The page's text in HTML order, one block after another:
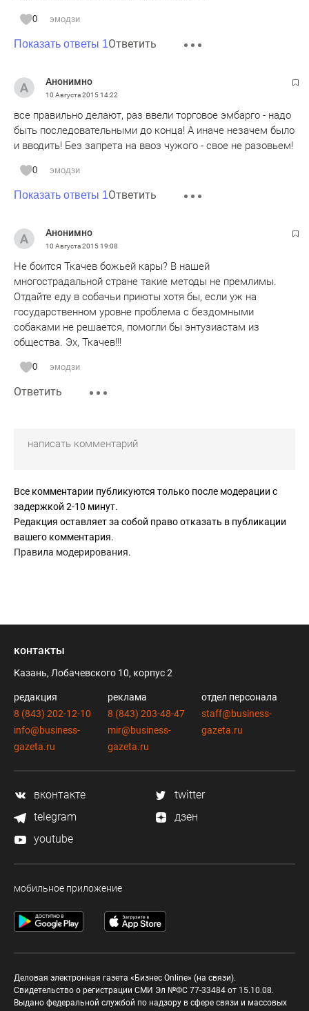
0 эмодзи
Показать ответы 1Ответить
Анонимно
10 Августа 201514:22
все правильно делают, раз ввели торговое эмбарго - надо
быть последовательными до конца! А иначе незачем было
и вводить! Без запрета на ввоз чужого - свое не разовьем!
0 эмодзи
Показать ответы 1Ответить
Анонимно
10 Августа 201519:08
Не боится Ткачев божьей кары? В нашей
многострадальной стране такие методы не премлимы.
Отдайте еду в собачьи приюты хотя бы, если уж на
государственном уровне проблема с бездомными
собаками не решается, помогли бы энтузиастам из
общества. Эх, Ткачев!!!
0 эмодзи
Ответить
Все комментарии публикуются только после модерации с
задержкой 2-10 минут.
Редакция оставляет за собой право отказать в публикации
вашего комментария.
Правила модерирования.
контакты
Казань, Лобачевского 10, корпус 2
редакция
8 (843) 202-12-10
info@business-
gazeta.ru
реклама
8 (843) 203-48-47
mir@business-
gazeta.ru
отдел персонала
staff@business-
gazeta.ru
вконтакте
twitter
telegram
дзен
youtube
мобильное приложение
Деловая электронная газета «Бизнес Online» (на связи).
Свидетельство о регистрации СМИ Эл №ФС 77-33484 от 15.10.08.
Выдано федеральной службой по надзору в сфере связи и массовых